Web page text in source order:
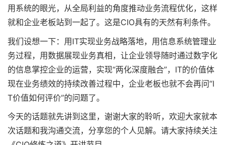
用系统的眼光，从全局利益的角度推动业务流程优化，这样
就和企业老板站到一起了。这是CIO具有的天然有利条件。
我们设想一下：用IT实现业务战略落地，用信息系统管理业
务过程，用数据展现业务真相，让企业领导随时通过数字化
的信息掌控企业的运营，实现“两化深度融合”，IT的价值体
现在业务绩效的持续改善过程中，企业老板也就不会再问“I
T价值如何评价”的问题了。
今天的话题就先讲到这里，谢谢大家的聆听，欢迎大家就本
次话题和我沟通交流，分享您的个人见解。请大家持续关注